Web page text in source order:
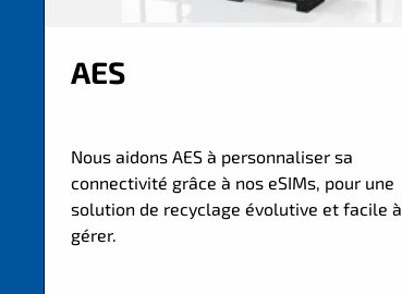
AES
Nous aidons AES à personnaliser sa
connectivité grâce à nos eSIMs, pour une
solution de recyclage évolutive et facile à
gérer.